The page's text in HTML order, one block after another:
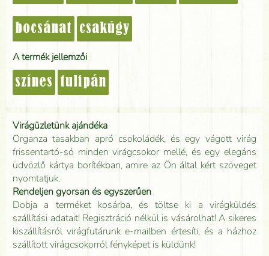
bocsánat csakúgy
A termék jellemzői
színes tulipán
Virágüzletünk ajándéka
Organza tasakban apró csokoládék, és egy vágott virág
frissentartó-só minden virágcsokor mellé, és egy elegáns
üdvözlő kártya borítékban, amire az Ön által kért szöveget
nyomtatjuk.
Rendeljen gyorsan és egyszerűen
Dobja a terméket kosárba, és töltse ki a virágküldés
szállítási adatait! Regisztráció nélkül is vásárolhat! A sikeres
kiszállításról virágfutárunk e-mailben értesíti, és a házhoz
szállított virágcsokorról fényképet is küldünk!